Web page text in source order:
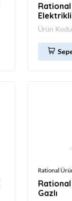
Rational
Elektrikli
Ürün Kodu
Rational
Rational
Gazlı